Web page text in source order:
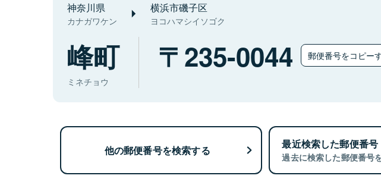
神奈川県
カナガワケン
横浜市磯子区
ヨコハマシイソゴク
峰町
ミネチョウ
235-0044 郵便番号をコピー
他の郵便番号を検索する 最近検索した郵便番号
過去に検索した郵便番号